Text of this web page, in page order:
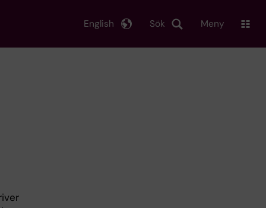
Sök
English Meny